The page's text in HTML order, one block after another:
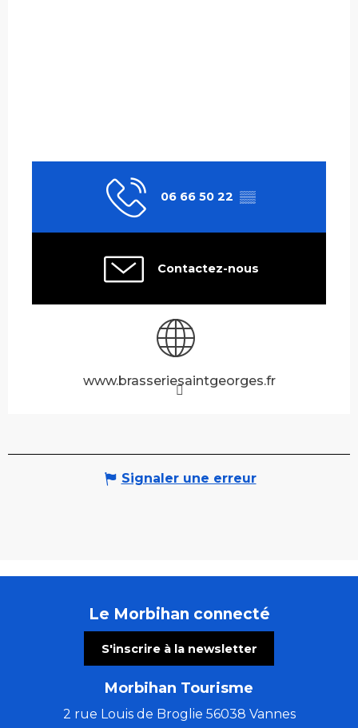
06 66 50 22 ▒▒
Contactez-nous
www.brasseriesaintgeorges.fr
Signaler une erreur
Le Morbihan connecté
S'inscrire à la newsletter
Morbihan Tourisme
2 rue Louis de Broglie 56038 Vannes